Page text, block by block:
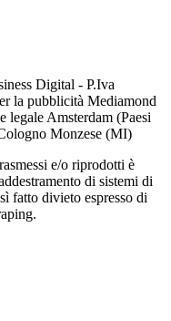
Digital - P.Iva
la pubblicità Mediamond
Amsterdam (Paesi
Monzese (MI)
e/o riprodotti è
di sistemi di
fatto divieto espresso di